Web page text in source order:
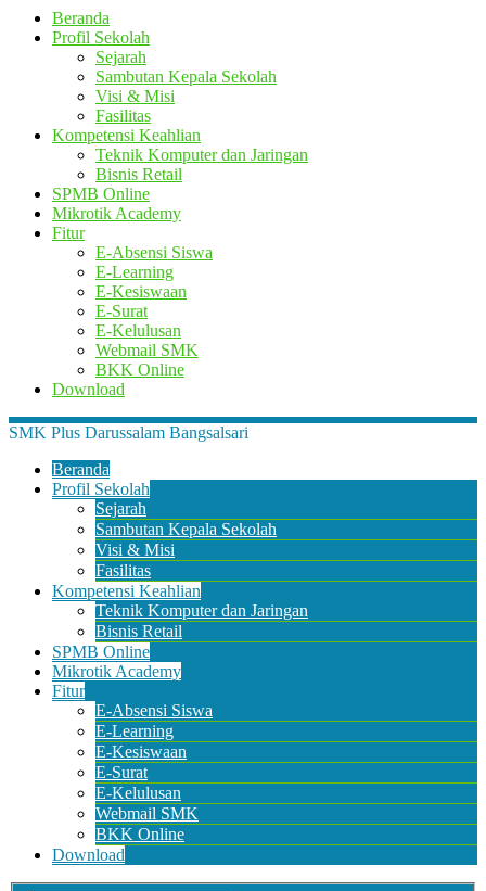
Beranda
Profil Sekolah
Sejarah
Sambutan Kepala Sekolah
Visi & Misi
Fasilitas
Kompetensi Keahlian
Teknik Komputer dan Jaringan
Bisnis Retail
SPMB Online
Mikrotik Academy
Fitur
E-Absensi Siswa
E-Learning
E-Kesiswaan
E-Surat
E-Kelulusan
Webmail SMK
BKK Online
Download
SMK Plus Darussalam Bangsalsari
Beranda
Profil Sekolah
Sejarah
Sambutan Kepala Sekolah
Visi & Misi
Fasilitas
Kompetensi Keahlian
Teknik Komputer dan Jaringan
Bisnis Retail
SPMB Online
Mikrotik Academy
Fitur
E-Absensi Siswa
E-Learning
E-Kesiswaan
E-Surat
E-Kelulusan
Webmail SMK
BKK Online
Download